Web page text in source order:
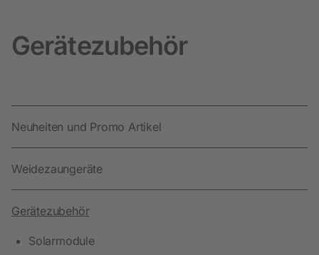
Gerätezubehör
Neuheiten und Promo Artikel
Weidezaungeräte
Gerätezubehör
Solarmodule